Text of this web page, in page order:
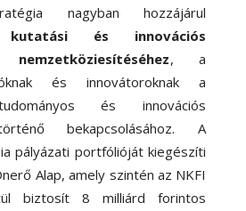
nagyban hozzájárul
kutatási és innovációs
nemzetköziesítéséhez, a
és innovátoroknak a
és innovációs
bekapcsolásához. A
pályázati portfólióját kiegészíti
Alap, amely szintén az NKFI
biztosít 8 milliárd forintos